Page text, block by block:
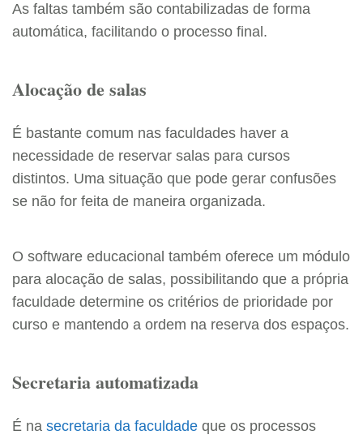
As faltas também são contabilizadas de forma
automática, facilitando o processo final.
Alocação de salas
É bastante comum nas faculdades haver a
necessidade de reservar salas para cursos
distintos. Uma situação que pode gerar confusões
se não for feita de maneira organizada.
O software educacional também oferece um módulo
para alocação de salas, possibilitando que a própria
faculdade determine os critérios de prioridade por
curso e mantendo a ordem na reserva dos espaços.
Secretaria automatizada
É na secretaria da faculdade que os processos